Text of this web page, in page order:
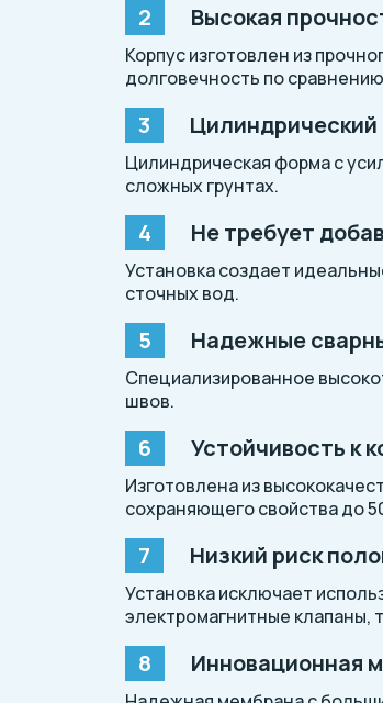
Высокая
Корпус изготовлен из
долговечность по
Цилиндрический
Цилиндрическая форма с
сложных грунтах.
Не требует
Установка создает
сточных вод.
Надежные
Специализированное
швов.
Устойчивость к
Изготовлена из
сохраняющего свойства до
Низкий риск
Установка исключает
электромагнитные клапаны,
Инновационная